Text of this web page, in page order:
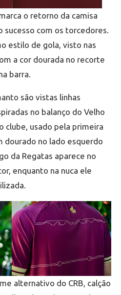
o retorno da camisa
sucesso com os torcedores.
estilo de gola, visto nas
a cor dourada no recorte
barra.
são vistas linhas
no balanço do Velho
clube, usado pela primeira
dourado no lado esquerdo
da Regatas aparece no
enquanto na nuca ele
alternativo do CRB, calção